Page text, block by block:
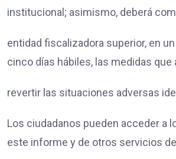
institucional; asimismo, deberá
entidad fiscalizadora superior, en
cinco días hábiles, las medidas que
revertir las situaciones adversas
Los ciudadanos pueden acceder a
este informe y de otros servicios